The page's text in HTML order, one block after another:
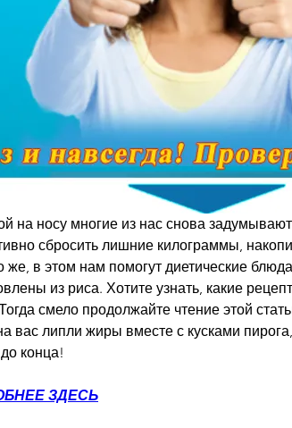
на носу многие из нас снова
сбросить лишние килограммы,
же, в этом нам помогут диетические
из риса. Хотите узнать, какие
смело продолжайте чтение этой
вас липли жиры вместе с кусками
конца!
ЗДЕСЬ